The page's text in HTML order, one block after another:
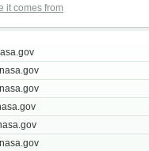
it comes from